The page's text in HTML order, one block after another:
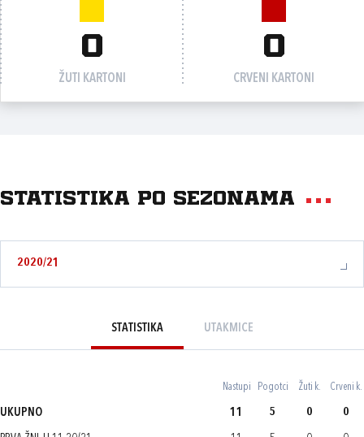
0
ŽUTI KARTONI
0
CRVENI KARTONI
Statistika po sezonama
2020/21
STATISTIKA UTAKMICE
Nastupi Pogotci Žuti k. Crveni k.
UKUPNO 11 5 0 0